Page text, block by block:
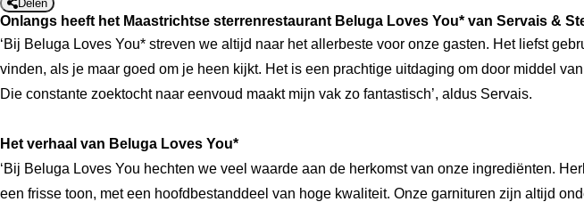
Delen
Onlangs heeft het Maastrichtse sterrenrestaurant Beluga Loves You* van Servais &
‘Bij Beluga Loves You* streven we altijd naar het allerbeste voor onze gasten. Het liefst
vinden, als je maar goed om je heen kijkt. Het is een prachtige uitdaging om door middel
Die constante zoektocht naar eenvoud maakt mijn vak zo fantastisch’, aldus Servais.
Het verhaal van Beluga Loves You*
‘Bij Beluga Loves You hechten we veel waarde aan de herkomst van onze ingrediënten.
een frisse toon, met een hoofdbestanddeel van hoge kwaliteit. Onze garnituren zijn altijd